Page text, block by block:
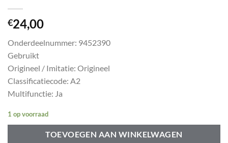
€24,00
Onderdeelnummer: 9452390
Gebruikt
Origineel / Imitatie: Origineel
Classificatiecode: A2
Multifunctie: Ja
1 op voorraad
TOEVOEGEN AAN WINKELWAGEN